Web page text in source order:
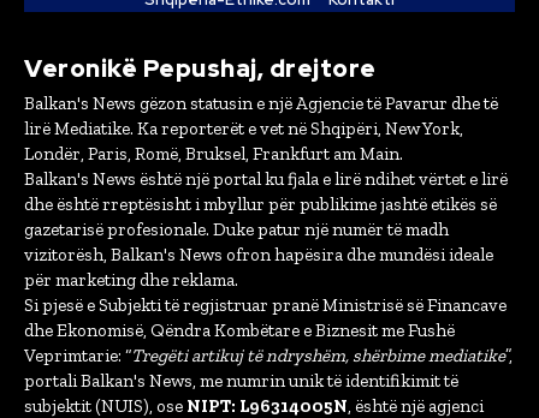
Veronikë Pepushaj, drejtore
Balkan's News gëzon statusin e një Agjencie të Pavarur dhe të
lirë Mediatike. Ka reporterët e vet në Shqipëri, New York,
Londër, Paris, Romë, Bruksel, Frankfurt am Main.
Balkan's News është një portal ku fjala e lirë ndihet vërtet e lirë
dhe është rreptësisht i mbyllur për publikime jashtë etikës së
gazetarisë profesionale. Duke patur një numër të madh
vizitorësh, Balkan's News ofron hapësira dhe mundësi ideale
për marketing dhe reklama.
Si pjesë e Subjekti të regjistruar pranë Ministrisë së Financave
dhe Ekonomisë, Qëndra Kombëtare e Biznesit me Fushë
Veprimtarie: “Tregëti artikuj të ndryshëm, shërbime mediatike”,
portali Balkan's News, me numrin unik të identifikimit të
subjektit (NUIS), ose NIPT: L96314005N , është një agjenci